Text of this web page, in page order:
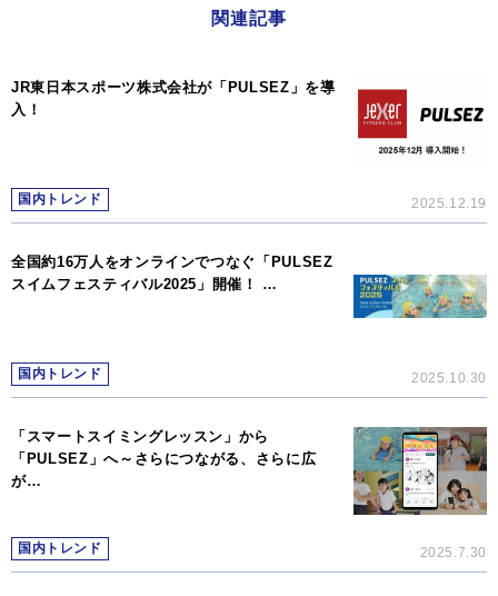
関連記事
JR東日本スポーツ株式会社が「PULSEZ」を導
入！
国内トレンド 2025.12.19
全国約16万人をオンラインでつなぐ「PULSEZ
スイムフェスティバル2025」開催！ …
国内トレンド 2025.10.30
「スマートスイミングレッスン」から
「PULSEZ」へ～さらにつながる、さらに広
が…
国内トレンド 2025.7.30